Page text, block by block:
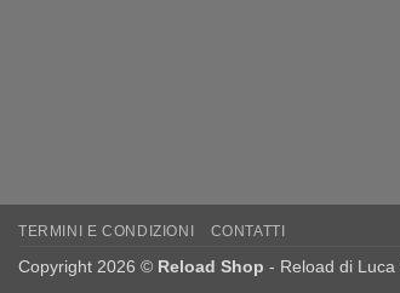
TERMINI E CONDIZIONI CONTATTI
Copyright 2026 © Reload Shop - Reload di Luca